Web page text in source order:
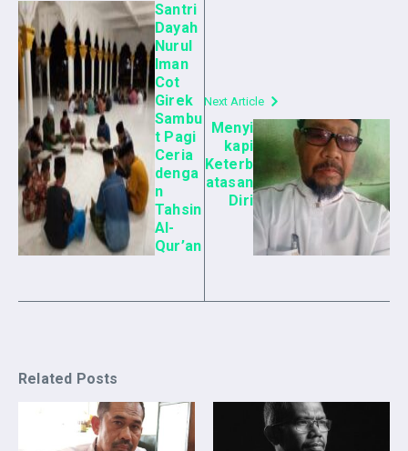
Santri
Dayah
Nurul
Iman
Cot
Girek
Sambu
t Pagi
Ceria
denga
n
Tahsin
Al-
Qur’an
Next Article
Menyi
kapi
Keterb
atasan
Diri
Related Posts